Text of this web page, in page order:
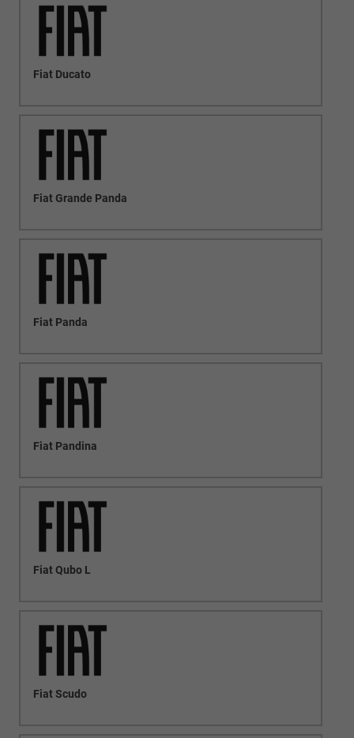
Fiat Ducato
Fiat Grande Panda
Fiat Panda
Fiat Pandina
Fiat Qubo L
Fiat Scudo